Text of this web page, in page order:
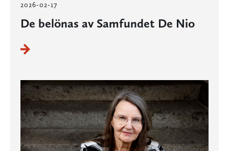
2026-02-17
De belönas av Samfundet De Nio